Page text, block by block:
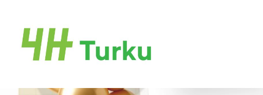
sivun
sisältöön
Turun 4H-yhdistys